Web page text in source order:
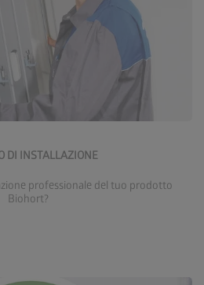
DI INSTALLAZIONE
professionale del tuo prodotto
Biohort?